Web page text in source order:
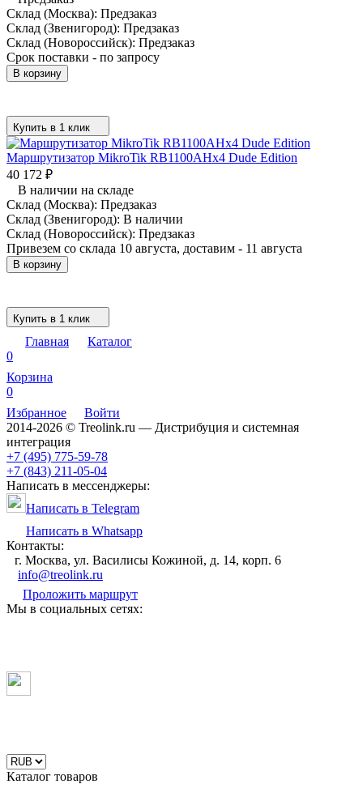
Склад (Москва): Предзаказ
Склад (Звенигород): Предзаказ
Склад (Новороссийск): Предзаказ
Срок поставки - по запросу
В корзину
Купить в 1 клик
Маршрутизатор MikroTik RB1100AHx4 Dude Edition
40 172 ₽
В наличии на складе
Склад (Москва): Предзаказ
Склад (Звенигород): В наличии
Склад (Новороссийск): Предзаказ
Привезем со склада 10 августа, доставим - 11 августа
В корзину
Купить в 1 клик
Главная
Каталог
0
Корзина
0
Избранное
Войти
2014-2026 © Treolink.ru — Дистрибуция и системная
интеграция
+7 (495) 775-59-78
+7 (843) 211-05-04
Написать в мессенджеры:
Написать в Telegram
Написать в Whatsapp
Контакты:
г. Москва, ул. Василисы Кожиной, д. 14, корп. 6
info@treolink.ru
Проложить маршрут
Мы в социальных сетях:
Каталог товаров